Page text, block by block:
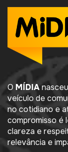
O MÍDIA
veículo de
no cotidiano e
compromisso é
clareza e
relevância e